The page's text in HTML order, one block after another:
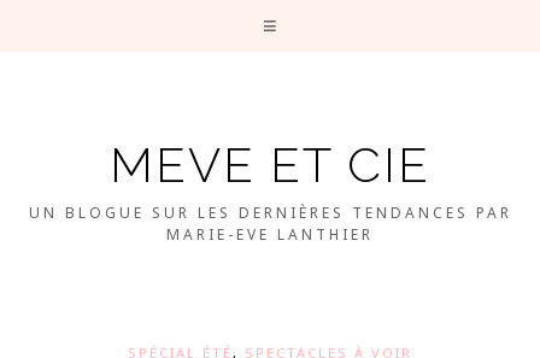
MEVE ET CIE
UN BLOGUE SUR LES DERNIÈRES TENDANCES PAR
MARIE-EVE LANTHIER
SPÉCIAL ÉTÉ, SPECTACLES À VOIR